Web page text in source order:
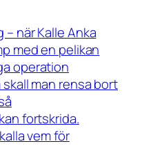
när Kalle Anka
med en pelikan
operation
skall man rensa bort
fortskrida.
vem för